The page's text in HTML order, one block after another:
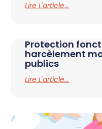
Lire L'article...
Protection
harcèlement
publics
Lire L'article...